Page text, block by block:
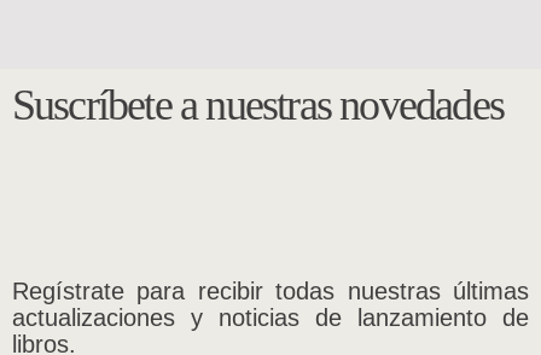
Suscríbete a nuestras novedades
Regístrate para recibir todas nuestras últimas
actualizaciones y noticias de lanzamiento de
libros.